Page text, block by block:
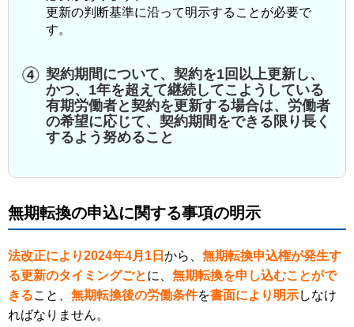
更新の判断基準に沿って明示することが必要で
す。
契約期間について、契約を1回以上更新し、
かつ、1年を超えて継続してこようしている
有期労働者と契約を更新する場合は、労働者
の希望に応じて、契約期間をできる限り長く
するよう努めること
無期転換の申込に関する事項の明示
法改正により2024年4月1日 から、 無期転換申込権が発生す
る更新のタイミングごとに、 無期転換を申し込むことがで
きること、 無期転換後の労働条件を書面により明示しなけ
ればなりません。